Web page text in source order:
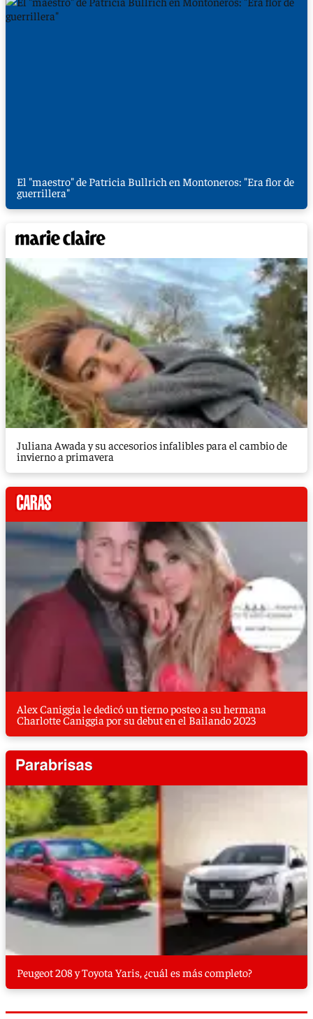
El "maestro" de Patricia Bullrich en Montoneros: "Era flor de
guerrillera"
Juliana Awada y su accesorios infalibles para el cambio de
invierno a primavera
Alex Caniggia le dedicó un tierno posteo a su hermana
Charlotte Caniggia por su debut en el Bailando 2023
Peugeot 208 y Toyota Yaris, ¿cuál es más completo?